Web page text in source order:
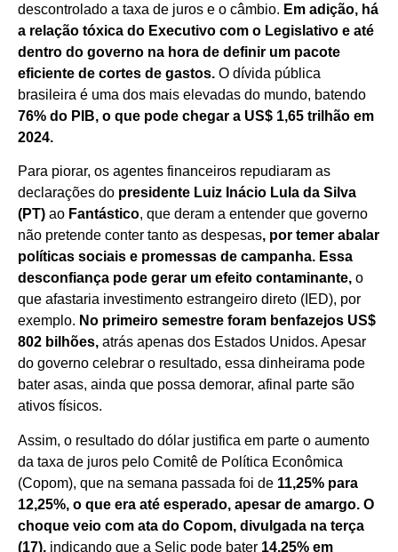
descontrolado a taxa de juros e o câmbio. Em adição, há
a relação tóxica do Executivo com o Legislativo e até
dentro do governo na hora de definir um pacote
eficiente de cortes de gastos. O dívida pública
brasileira é uma dos mais elevadas do mundo, batendo
76% do PIB, o que pode chegar a US$ 1,65 trilhão em
2024.
Para piorar, os agentes financeiros repudiaram as
declarações do presidente Luiz Inácio Lula da Silva
(PT) ao Fantástico, que deram a entender que governo
não pretende conter tanto as despesas, por temer abalar
políticas sociais e promessas de campanha. Essa
desconfiança pode gerar um efeito contaminante, o
que afastaria investimento estrangeiro direto (IED), por
exemplo. No primeiro semestre foram benfazejos US$
802 bilhões, atrás apenas dos Estados Unidos. Apesar
do governo celebrar o resultado, essa dinheirama pode
bater asas, ainda que possa demorar, afinal parte são
ativos físicos.
Assim, o resultado do dólar justifica em parte o aumento
da taxa de juros pelo Comitê de Política Econômica
(Copom), que na semana passada foi de 11,25% para
12,25%, o que era até esperado, apesar de amargo. O
choque veio com ata do Copom, divulgada na terça
(17), indicando que a Selic pode bater 14,25% em